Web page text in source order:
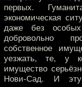
первых.
экономическая
даже без
добровольно
собственное
уезжать, те, у
имущество
Нови-Сад. И